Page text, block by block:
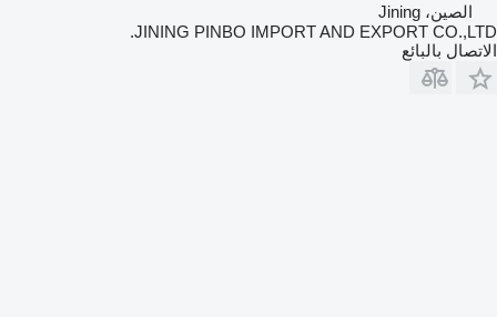
الصين، Jining
JINING PINBO IMPORT AND EXPORT CO.,LTD.
الاتصال بالبائع